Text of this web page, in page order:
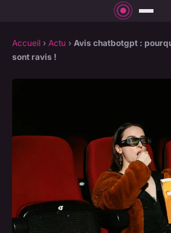
Accueil › Actu › Avis chatbotgpt :
sont ravis !